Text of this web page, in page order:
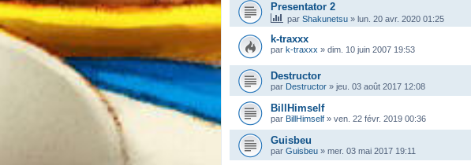
Presentator 2
par Shakunetsu » lun. 20 avr. 2020 01:25
k-traxxx
par k-traxxx » dim. 10 juin 2007 19:53
Destructor
par Destructor » jeu. 03 août 2017 12:08
BillHimself
par BillHimself » ven. 22 févr. 2019 00:36
Guisbeu
par Guisbeu » mer. 03 mai 2017 19:11